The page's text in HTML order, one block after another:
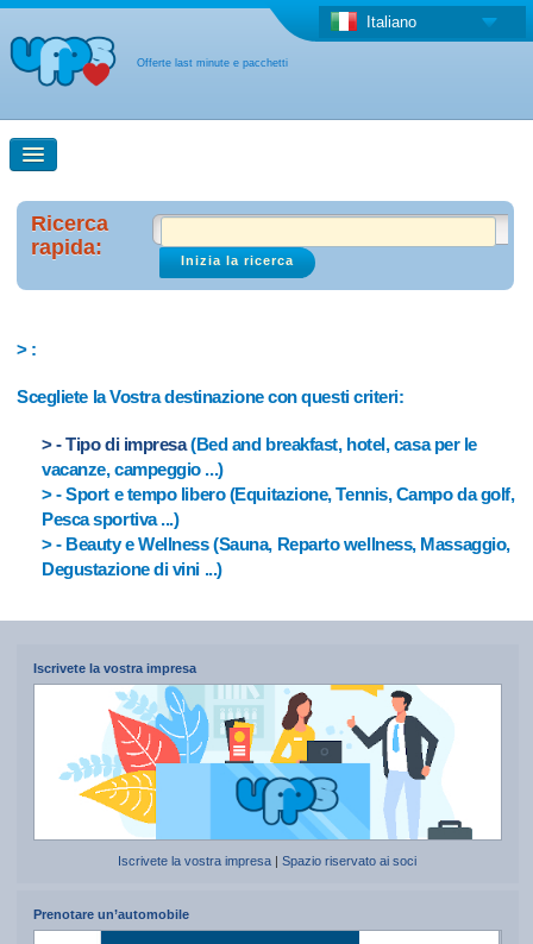
Offerte last minute e pacchetti
Italiano
Ricerca rapida
Ricerca con la mappa
Ricerca
rapida:
> :
Scegliete la Vostra destinazione con questi criteri:
> - Tipo di impresa(Bed and breakfast, hotel, casa per le
vacanze, campeggio ...)
> - Sport e tempo libero (Equitazione, Tennis, Campo da golf,
Pesca sportiva ...)
> - Beauty e Wellness (Sauna, Reparto wellness, Massaggio,
Degustazione di vini ...)
Iscrivete la vostra impresa
Iscrivete la vostra impresa |Spazio riservato ai soci
Prenotare un’automobile